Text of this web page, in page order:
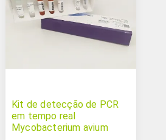
Kit de detecção de PCR
em tempo real
Mycobacterium avium